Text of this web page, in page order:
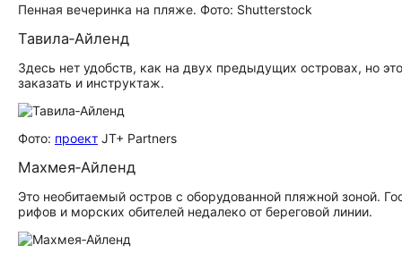
Пенная вечеринка на пляже. Фото: Shutterstock
Тавила‑Айленд
Здесь нет удобств, как на двух предыдущих островах, но
заказать и инструктаж.
Фото: проект JT+ Partners
Махмея‑Айленд
Это необитаемый остров с оборудованной пляжной зоной.
рифов и морских обителей недалеко от береговой линии.